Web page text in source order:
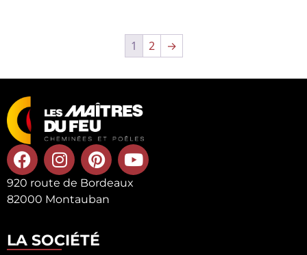
1 2 →
920 route de Bordeaux
82000 Montauban
LA SOCIÉTÉ